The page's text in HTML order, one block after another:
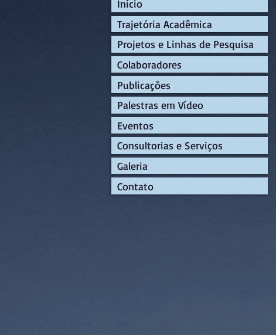
Início
Trajetória Acadêmica
Projetos e Linhas de Pesquisa
Colaboradores
Publicações
Palestras em Vídeo
Eventos
Consultorias e Serviços
Galeria
Contato